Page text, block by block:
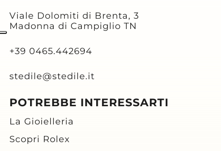
Viale Dolomiti di Brenta, 3
Madonna di Campiglio TN
+39 0465.442694
stedile@stedile.it
POTREBBE INTERESSARTI
La Gioielleria
Scopri Rolex